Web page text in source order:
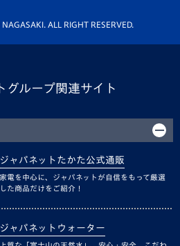
ALL RIGHT RESERVED.
グループ関連サイト
ジャパネットたかた公式通販
家電を中心に、ジャパネットが自信をもって厳選
した商品だけをご紹介！
ジャパネットウォーター